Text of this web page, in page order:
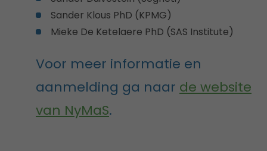
Sander Klous PhD (KPMG)
Mieke De Ketelaere PhD (SAS Institute)
Voor meer informatie en
aanmelding ga naar de website
van NyMaS.